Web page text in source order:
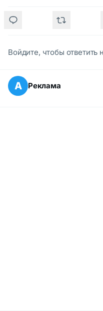
Войдите, чтобы ответить
А Реклама